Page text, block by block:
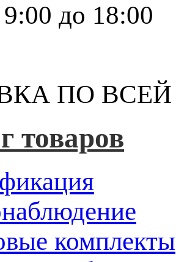
9:00 до 18:00
ПО
товаров
комплекты